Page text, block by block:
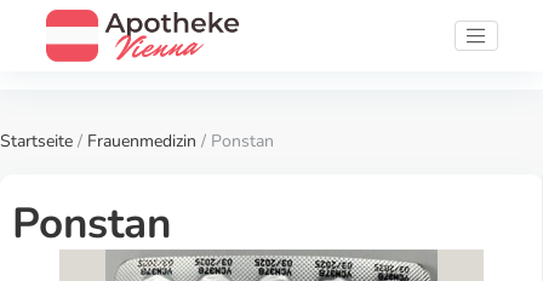
Startseite / Frauenmedizin / Ponstan
Ponstan